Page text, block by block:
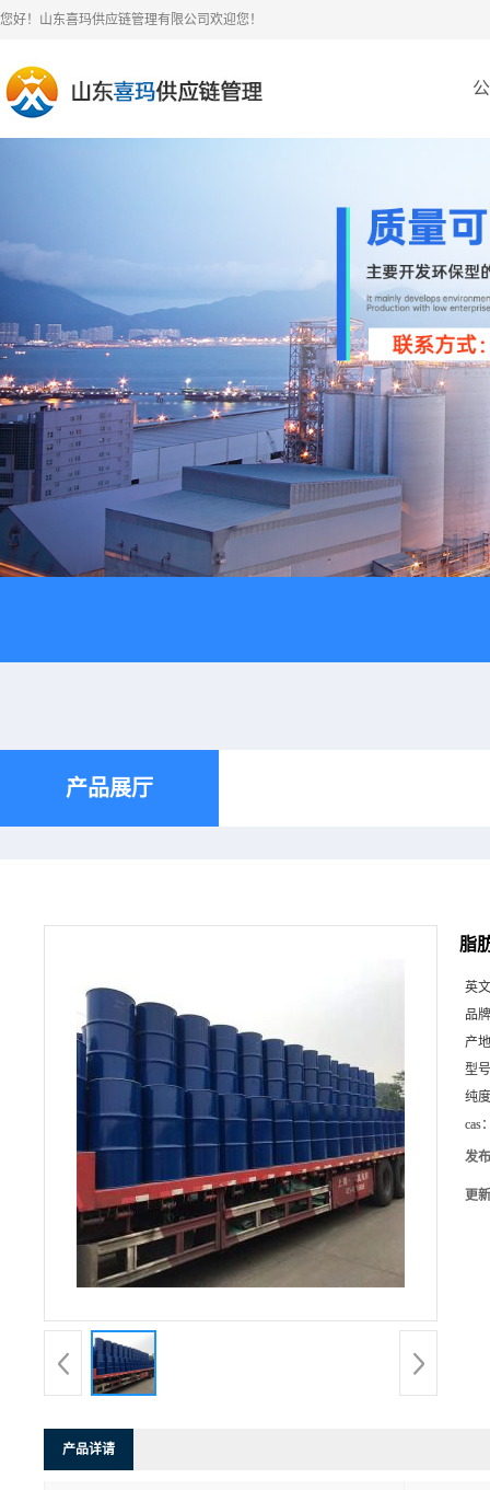
您好！山东喜玛供应链管理有限公司欢迎您！
产品展厅
脂
英
品
产
型
纯
cas
发
更
产品详请